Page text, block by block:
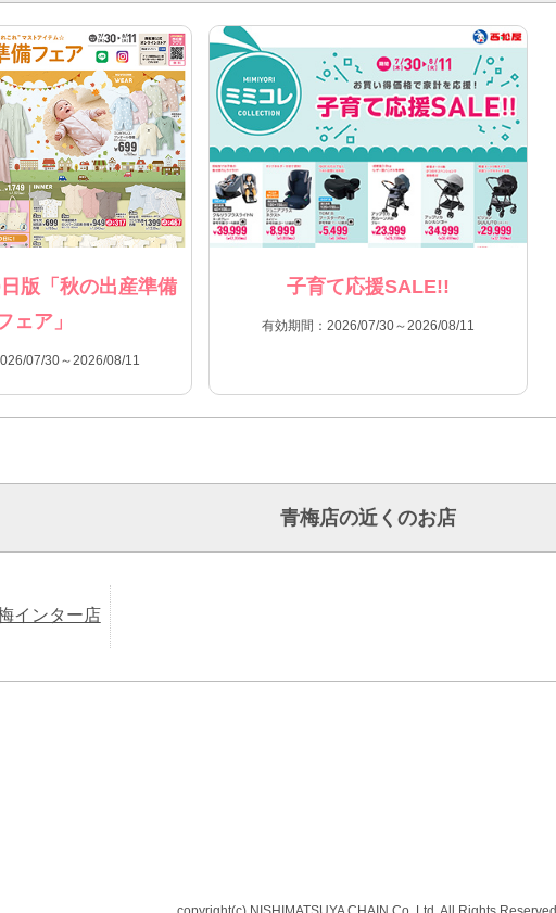
版「秋の出産準備
ェア」
07/30～2026/08/11
子育て応援SALE!!
有効期間：2026/07/30～2026/08/11
青梅店の近くのお店
インター店